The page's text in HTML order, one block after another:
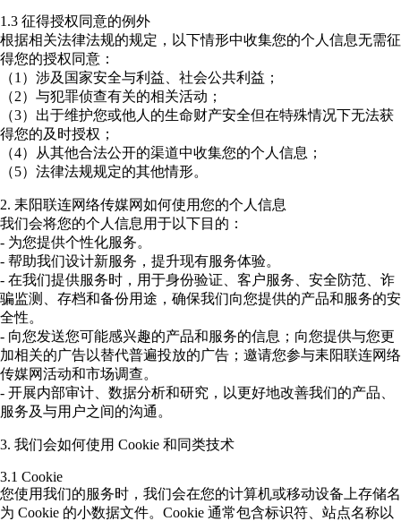
1.3 征得授权同意的例外
根据相关法律法规的规定，以下情形中收集您的个人信息无需征
得您的授权同意：
（1）涉及国家安全与利益、社会公共利益；
（2）与犯罪侦查有关的相关活动；
（3）出于维护您或他人的生命财产安全但在特殊情况下无法获
得您的及时授权；
（4）从其他合法公开的渠道中收集您的个人信息；
（5）法律法规规定的其他情形。
2. 耒阳联连网络传媒网如何使用您的个人信息
我们会将您的个人信息用于以下目的：
- 为您提供个性化服务。
- 帮助我们设计新服务，提升现有服务体验。
- 在我们提供服务时，用于身份验证、客户服务、安全防范、诈
骗监测、存档和备份用途，确保我们向您提供的产品和服务的安
全性。
- 向您发送您可能感兴趣的产品和服务的信息；向您提供与您更
加相关的广告以替代普遍投放的广告；邀请您参与耒阳联连网络
传媒网活动和市场调查。
- 开展内部审计、数据分析和研究，以更好地改善我们的产品、
服务及与用户之间的沟通。
3. 我们会如何使用 Cookie 和同类技术
3.1 Cookie
您使用我们的服务时，我们会在您的计算机或移动设备上存储名
为 Cookie 的小数据文件。Cookie 通常包含标识符、站点名称以